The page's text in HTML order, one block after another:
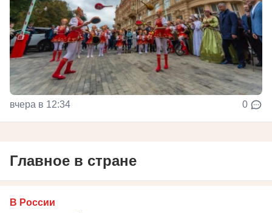
вчера в 12:34 0
Главное в стране
В России